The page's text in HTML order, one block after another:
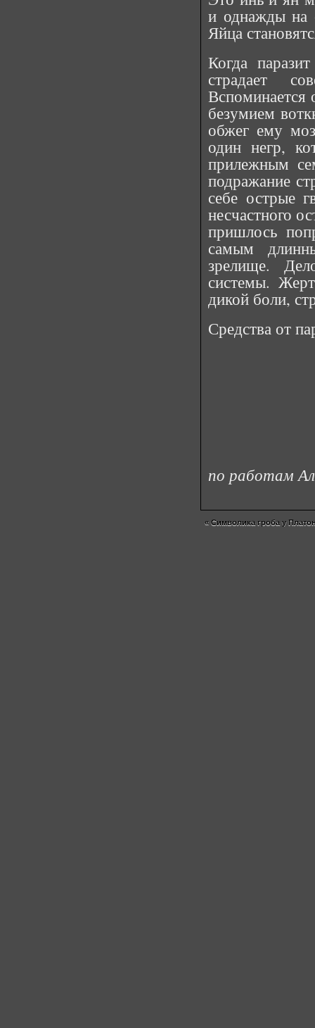
и однажды на
Яйца
Когда
страдает
Вспоминается
безумием
обжег ему
один негр,
прилежным
подражание
себе острые
несчастного
пришлось
самым
зрелище.
системы.
дикой боли,
Средства от
по работам
« Символика гроба у